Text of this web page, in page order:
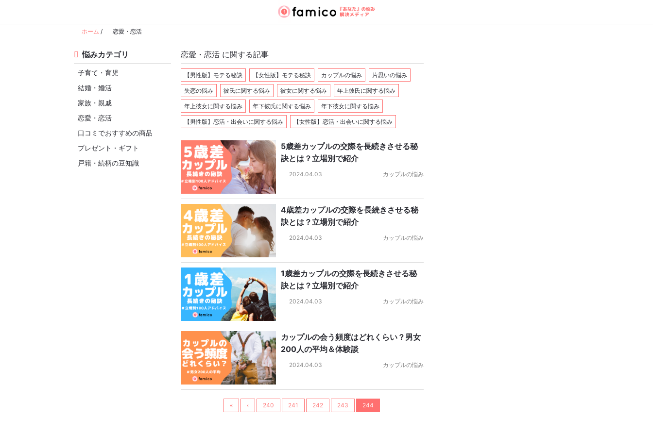
ホーム / 恋愛・恋活
悩みカテゴリ
子育て・育児
結婚・婚活
家族・親戚
恋愛・恋活
口コミでおすすめの商品
プレゼント・ギフト
戸籍・続柄の豆知識
恋愛・恋活 に関する記事
【男性版】モテる秘訣 【女性版】モテる秘訣 カップルの悩み 片思いの悩み
失恋の悩み 彼氏に関する悩み 彼女に関する悩み 年上彼氏に関する悩み
年上彼女に関する悩み 年下彼氏に関する悩み 年下彼女に関する悩み
【男性版】恋活・出会いに関する悩み 【女性版】恋活・出会いに関する悩み
5歳差カップルの交際を長続きさせる秘
訣とは？立場別で紹介
2024.04.03 カップルの悩み
4歳差カップルの交際を長続きさせる秘
訣とは？立場別で紹介
2024.04.03 カップルの悩み
1歳差カップルの交際を長続きさせる秘
訣とは？立場別で紹介
2024.04.03 カップルの悩み
カップルの会う頻度はどれくらい？男女
200人の平均＆体験談
2024.04.03 カップルの悩み
« ‹ 240 241 242 243 244